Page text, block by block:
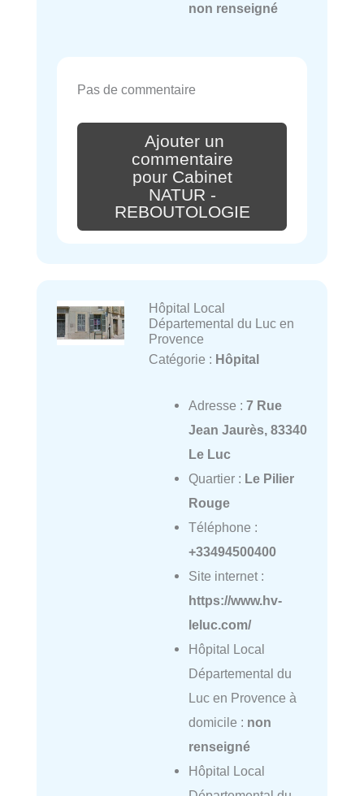
non renseigné
Pas de commentaire
Ajouter un
commentaire
pour Cabinet
NATUR -
REBOUTOLOGIE
Hôpital Local
Départemental du Luc en
Provence
Catégorie : Hôpital
Adresse : 7 Rue
Jean Jaurès, 83340
Le Luc
Quartier : Le Pilier
Rouge
Téléphone :
+33494500400
Site internet :
https://www.hv-
leluc.com/
Hôpital Local
Départemental du
Luc en Provence à
domicile : non
renseigné
Hôpital Local